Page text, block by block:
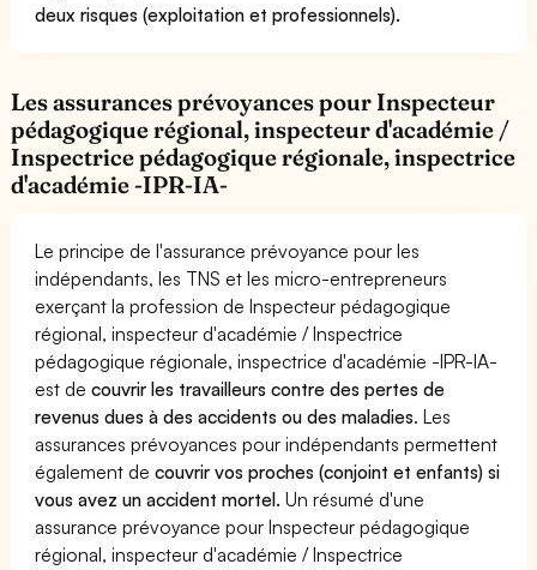
deux risques (exploitation et professionnels).
Les assurances prévoyances pour Inspecteur
pédagogique régional, inspecteur d'académie /
Inspectrice pédagogique régionale, inspectrice
d'académie -IPR-IA-
Le principe de l'assurance prévoyance pour les
indépendants, les TNS et les micro-entrepreneurs
exerçant la profession de Inspecteur pédagogique
régional, inspecteur d'académie / Inspectrice
pédagogique régionale, inspectrice d'académie -IPR-IA-
est decouvrir les travailleurs contre des pertes de
revenus dues à des accidents ou des maladies. Les
assurances prévoyances pour indépendants permettent
également decouvrir vos proches (conjoint et enfants) si
vous avez un accident mortel. Un résumé d'une
assurance prévoyance pour Inspecteur pédagogique
régional, inspecteur d'académie / Inspectrice